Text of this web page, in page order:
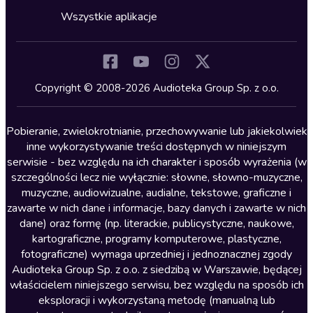
Kryminały
Lektury szkolne
Literatura anglojęzyczna
Literatura faktu
Literatura obyczajowa
Literatura piękna obca
Literatura piękna polska
Nagrania relaksacyjne
Nauka języków
Nauki humanistyczne
Wszystkie aplikacje
Copyright © 2008-2026 Audioteka Group Sp. z o.o.
Pobieranie, zwielokrotnianie, przechowywanie lub jakiekolwiek
inne wykorzystywanie treści dostępnych w niniejszym
serwisie - bez względu na ich charakter i sposób wyrażenia (w
szczególności lecz nie wyłącznie: słowne, słowno-muzyczne,
muzyczne, audiowizualne, audialne, tekstowe, graficzne i
zawarte w nich dane i informacje, bazy danych i zawarte w nich
dane) oraz formę (np. literackie, publicystyczne, naukowe,
kartograficzne, programy komputerowe, plastyczne,
fotograficzne) wymaga uprzedniej i jednoznacznej zgody
Audioteka Group Sp. z o.o. z siedzibą w Warszawie, będącej
właścicielem niniejszego serwisu, bez względu na sposób ich
eksploracji i wykorzystaną metodę (manualną lub